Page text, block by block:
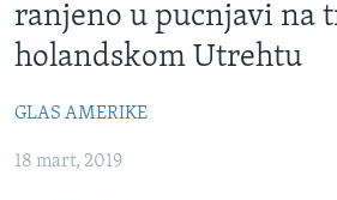
na
glavnu
Idi
na
FOTOGRAFIJE DANA
BOSNA I HERCEGOVINA
NAUKA I TEHNOLOGIJA
SPECIJALNI PROJEKTI
ranjeno u pucnjavi na
holandskom Utrehtu
GLAS AMERIKE
18 mart, 2019